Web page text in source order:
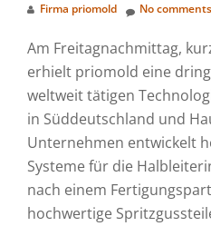
Firma priomold No comments
Am Freitagnachmittag,
erhielt priomold eine
weltweit tätigen
in Süddeutschland und
Unternehmen entwickelt
Systeme für die
nach einem
hochwertige